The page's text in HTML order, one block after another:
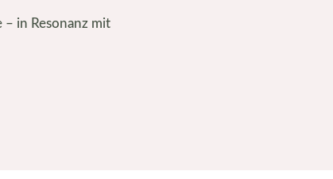
– in Resonanz mit